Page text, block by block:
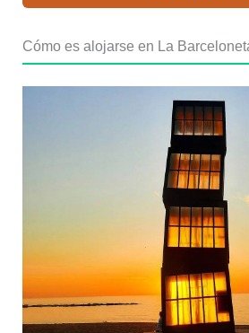
Cómo es alojarse en La